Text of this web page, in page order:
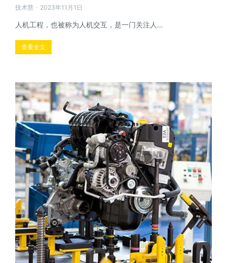
技术慧 2023年11月1日
人机工程，也被称为人机交互，是一门关注人…
查看全文